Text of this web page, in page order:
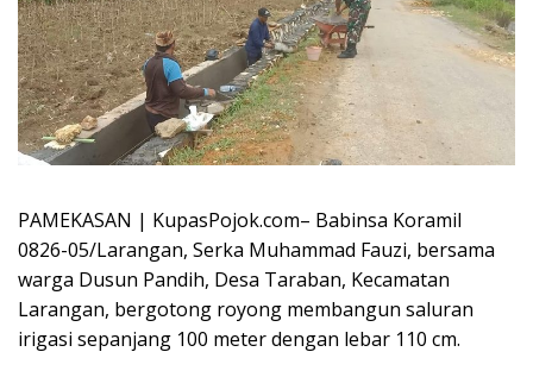
PAMEKASAN | KupasPojok.com– Babinsa Koramil
0826-05/Larangan, Serka Muhammad Fauzi, bersama
warga Dusun Pandih, Desa Taraban, Kecamatan
Larangan, bergotong royong membangun saluran
irigasi sepanjang 100 meter dengan lebar 110 cm.